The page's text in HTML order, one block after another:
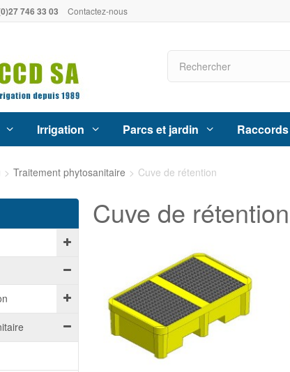
746 33 03 Contactez-nous
Irrigation Parcs et jardin Raccords
> Traitement phytosanitaire > Cuve de rétention
Cuve de rétention